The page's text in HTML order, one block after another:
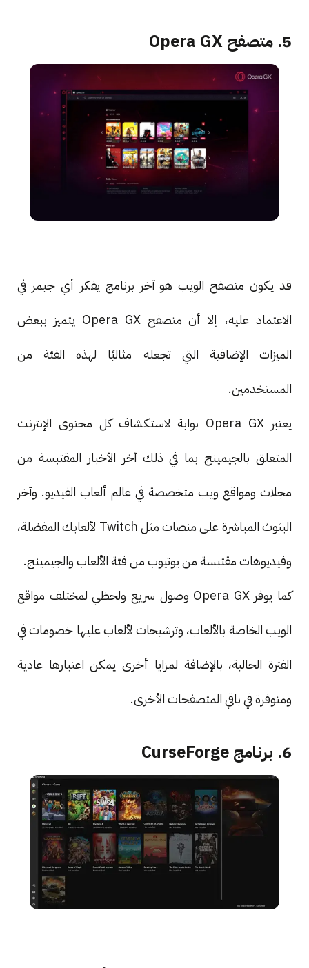
5. متصفح Opera GX
قد يكون متصفح الويب هو آخر برنامج يفكر أي جيمر في
الاعتماد عليه، إلا أن متصفح Opera GX يتميز ببعض
الميزات الإضافية التي تجعله مثاليًا لهذه الفئة من
المستخدمين.
يعتبر Opera GX بوابة لاستكشاف كل محتوى الإنترنت
المتعلق بالجيمينج بما في ذلك آخر الأخبار المقتبسة من
مجلات ومواقع ويب متخصصة في عالم ألعاب الفيديو. وآخر
البثوث المباشرة على منصات مثل Twitch لألعابك المفضلة،
وفيديوهات مقتبسة من يوتيوب من فئة الألعاب والجيمينج.
كما يوفر Opera GX وصول سريع ولحظي لمختلف مواقع
الويب الخاصة بالألعاب، وترشيحات لألعاب عليها خصومات في
الفترة الحالية، بالإضافة لمزايا أخرى يمكن اعتبارها عادية
ومتوفرة في باقي المتصفحات الأخرى.
6. برنامج CurseForge